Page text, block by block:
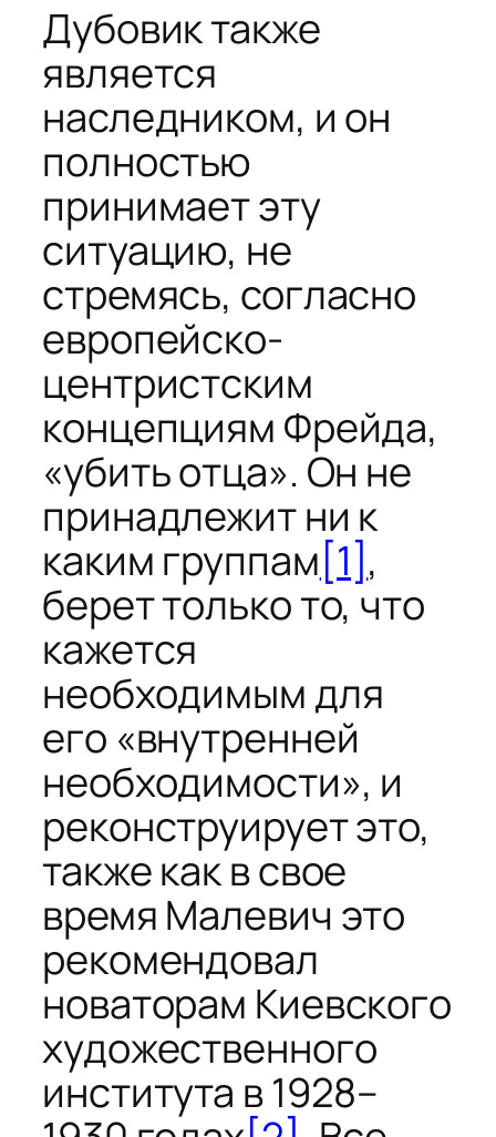
Дубовик также
является
наследником, и он
полностью
принимает эту
ситуацию, не
стремясь, согласно
европейско-
центристским
концепциям Фрейда,
«убить отца». Он не
принадлежит ни к
каким группам[1],
берет только то, что
кажется
необходимым для
его «внутренней
необходимости», и
реконструирует это,
также как в свое
время Малевич это
рекомендовал
новаторам Киевского
художественного
института в 1928–